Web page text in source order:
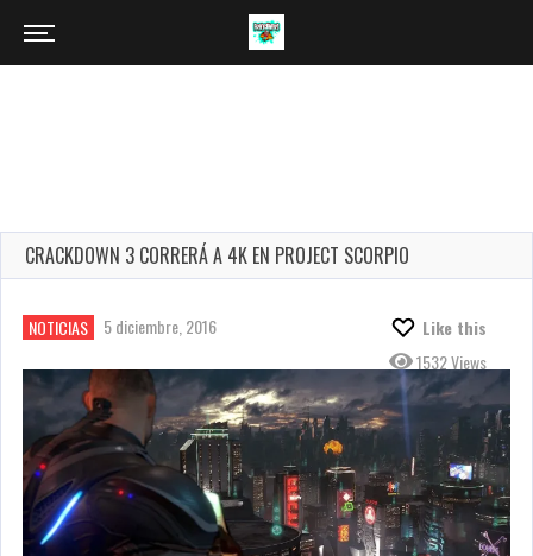
CRACKDOWN 3 CORRERÁ A 4K EN PROJECT SCORPIO
NOTICIAS 5 diciembre, 2016
Like this
1532 Views